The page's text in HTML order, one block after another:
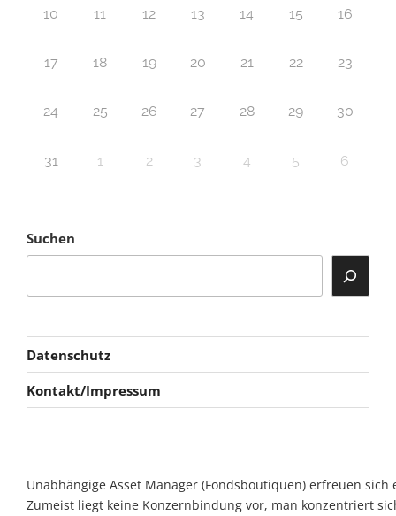
10 11 12 13 14 15 16
17 18 19 20 21 22 23
24 25 26 27 28 29 30
31 1 2 3 4 5 6
Suchen
Datenschutz
Kontakt/Impressum
Unabhängige Asset Manager (Fondsboutiquen) erfreuen
Zumeist liegt keine Konzernbindung vor, man konzentriert